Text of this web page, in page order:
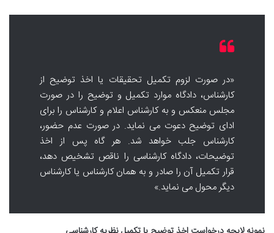
«در صورت لزوم تکمیل تحقیقات یا اخذ توضیح از
کارشناس، دادگاه موارد تکمیل و توضیح را در صورت
مجلس منعکس و به کارشناس اعلام و کارشناس را برای
ادای توضیح دعوت می نماید. در صورت عدم حضور،
کارشناس جلب خواهد شد. هر گاه پس از اخذ
توضیحات، دادگاه کارشناسی را ناقص تشخیص دهد،
قرار تکمیل آن را صادر و به همان کارشناس یا کارشناس
دیگر محول می نماید.»